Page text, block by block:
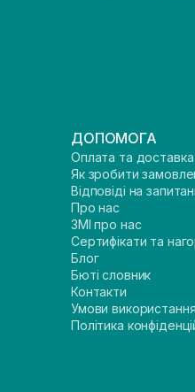
ДОПОМОГА
Оплата та доставка
Як зробити
Відповіді на
Про нас
ЗМІ про нас
Сертифікати та
Блог
Бюті словник
Контакти
Умови
Політика